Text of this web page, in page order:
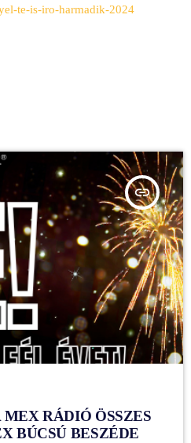
te-is-iro-harmadik-2024
insert_link
RÁDIÓ ÖSSZES
BÚCSÚ BESZÉDE